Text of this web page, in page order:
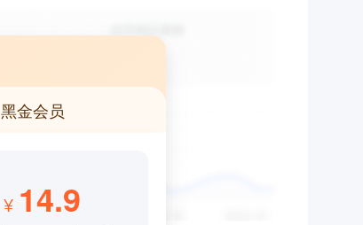
黑金会员
¥ 14.9